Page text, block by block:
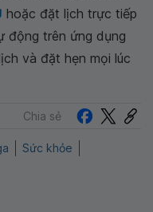
hoặc đặt lịch trực tiếp
động trên ứng dụng
và đặt hẹn mọi lúc
Chia sẻ
Sức khỏe